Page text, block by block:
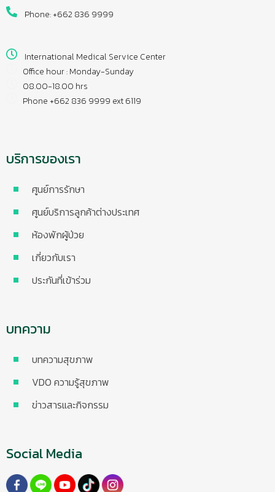
Phone: +662 836 9999
International Medical Service Center
Office hour : Monday-Sunday
08.00-18.00 hrs
Phone +662 836 9999 ext 6119
บริการของเรา
ศูนย์การรักษา
ศูนย์บริการลูกค้าต่างประเทศ
ห้องพักผู้ป่วย
เกี่ยวกับเรา
ประกันที่เข้าร่วม
บทความ
บทความสุขภาพ
VDO ความรู้สุขภาพ
ข่าวสารและกิจกรรม
Social Media